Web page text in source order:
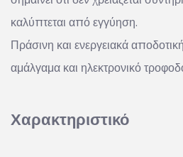
καλύπτεται από εγγύηση.
Πράσινη και ενεργειακά
αμάλγαμα και ηλεκτρονικό
Χαρακτηριστικό